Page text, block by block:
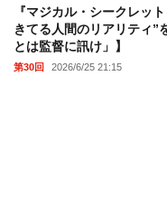
『マジカル・シークレッ
きてる人間のリアリティ”
とは監督に訊け」】
第30回 2026/6/25 21:15